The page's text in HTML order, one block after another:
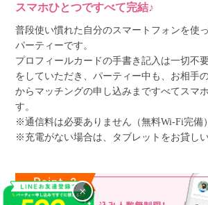
スマホひとつですべて完結♪
普段使い慣れた自分のスマートフォンを使
パーティーです。
プロフィールカードの手書き記入は一切不
をしていただき、パーティー中も、お相手
からマッチングの申し込みまですべてスマ
す。
※通信料は必要ありません（無料Wi-Fi完備）
※充電がない場合は、タブレットをお貸し
×